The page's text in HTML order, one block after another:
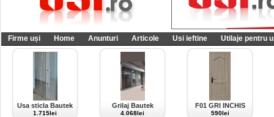
Firme uși Home Anunturi Articole Usi ieftine Utilaje pentru
Usa sticla Bautek
1.715lei
Grilaj Bautek
4.068lei
F01 GRI INCHIS
590lei